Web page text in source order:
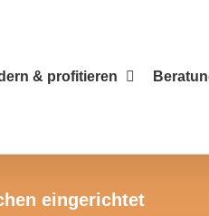
& profitieren
eingerichtet